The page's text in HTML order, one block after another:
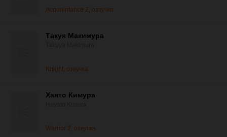
Acquaintance 2, озвучка
Такуя Макимура
Knight, озвучка
Хаято Кимура
Warrior 2, озвучка